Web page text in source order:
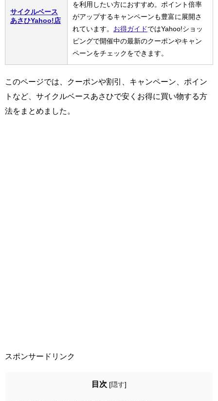
サイクルベース
あさひYahoo!店
を利用したい方におすすめ。ポイント倍率
がアップするキャンペーンも豊富に展開さ
れています。 お得ガイドではYahoo!ショッ
ピングで開催中の最新のクーポンやキャン
ペーンをチェックをできます。
このページでは、クーポンや割引、キャンペーン、ポイン
トなど、サイクルベースあさひで安くお得に買い物する方
法をまとめました。
スポンサードリンク
目次 [隠す]